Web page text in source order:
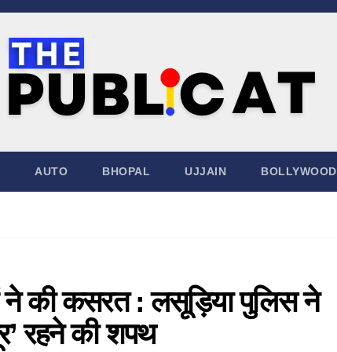
AUTO BHOPAL UJJAIN BOLLYWOOD
की कसरत : लसूड़िया पुलिस ने
रहने की शपथ